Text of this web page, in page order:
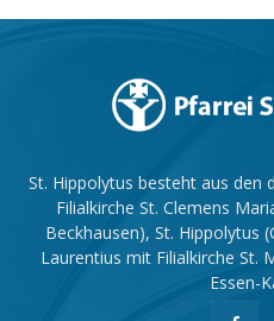
St. Hippolytus besteht aus den
Filialkirche St. Clemens
Beckhausen), St. Hippolytus
Laurentius mit Filialkirche St.
Essen-